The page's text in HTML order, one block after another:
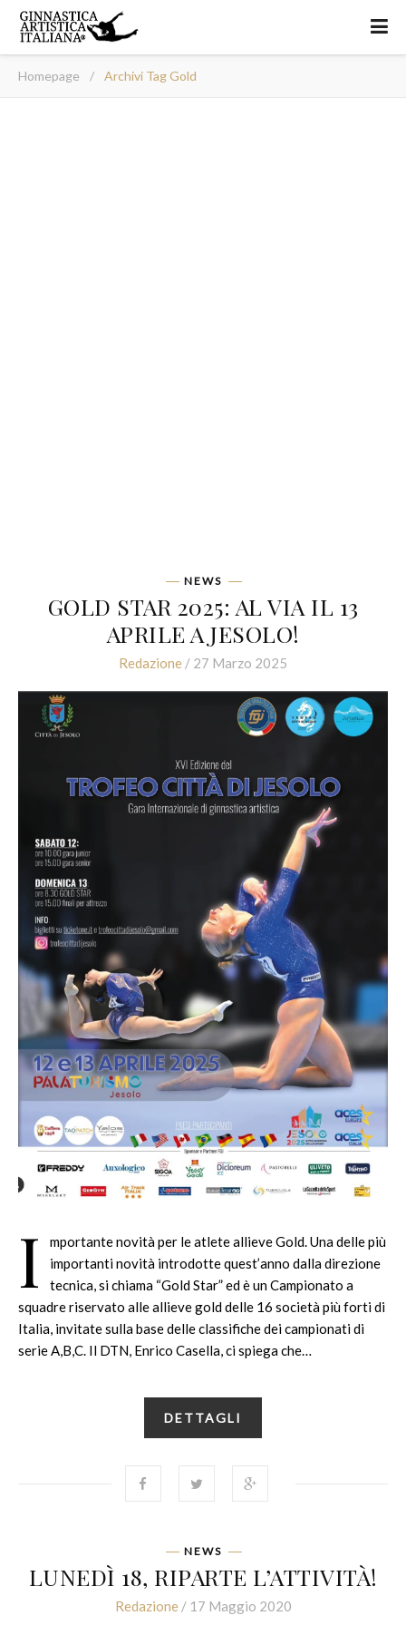
Homepage / Archivi Tag Gold
NEWS
GOLD STAR 2025: AL VIA IL 13
APRILE A JESOLO!
Redazione / 27 Marzo 2025
I
mportante novità per le atlete allieve Gold. Una delle più
importanti novità introdotte quest’anno dalla direzione
tecnica, si chiama “Gold Star” ed è un Campionato a
squadre riservato alle allieve gold delle 16 società più forti di
Italia, invitate sulla base delle classifiche dei campionati di
serie A,B,C. Il DTN, Enrico Casella, ci spiega che…
DETTAGLI
NEWS
LUNEDÌ 18, RIPARTE L’ATTIVITÀ!
Redazione/ 17 Maggio 2020